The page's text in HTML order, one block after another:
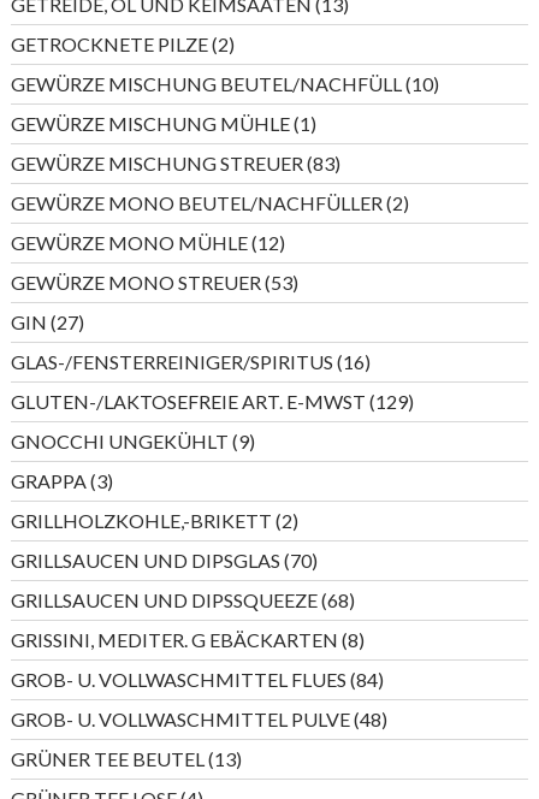
Produkte
GETROCKNETE PILZE 22
Produkte
GEWÜRZE MISCHUNG BEUTEL/NACHFÜLL 1010
Produkte
GEWÜRZE MISCHUNG MÜHLE 11
Produkt
GEWÜRZE MISCHUNG STREUER 8383
Produkte
GEWÜRZE MONO BEUTEL/NACHFÜLLER 22
Produkte
GEWÜRZE MONO MÜHLE 1212
Produkte
GEWÜRZE MONO STREUER 5353
Produkte
GIN 2727
Produkte
GLAS-/FENSTERREINIGER/SPIRITUS 1616
Produkte
GLUTEN-/LAKTOSEFREIE ART. E-MWST 129129
Produkte
GNOCCHI UNGEKÜHLT 99
Produkte
GRAPPA 33
Produkte
GRILLHOLZKOHLE,-BRIKETT 22
Produkte
GRILLSAUCEN UND DIPSGLAS 7070
Produkte
GRILLSAUCEN UND DIPSSQUEEZE 6868
Produkte
GRISSINI, MEDITER. G EBÄCKARTEN 88
Produkte
GROB- U. VOLLWASCHMITTEL FLUES 8484
Produkte
GROB- U. VOLLWASCHMITTEL PULVE 4848
Produkte
GRÜNER TEE BEUTEL 1313
Produkte